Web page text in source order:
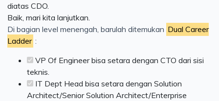
diatas CDO.
Baik, mari kita lanjutkan.
Di bagian level menengah, barulah ditemukan Dual Career
Ladder :
VP Of Engineer bisa setara dengan CTO dari sisi
teknis.
IT Dept Head bisa setara dengan Solution
Architect/Senior Solution Architect/Enterprise